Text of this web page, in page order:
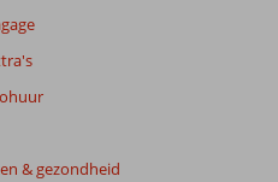
& gezondheid